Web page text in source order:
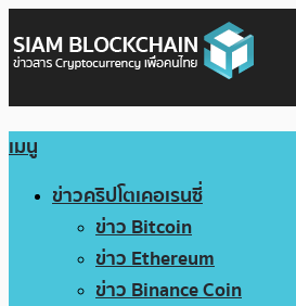
เมนู
ข่าวคริปโตเคอเรนซี่
ข่าว Bitcoin
ข่าว Ethereum
ข่าว Binance Coin